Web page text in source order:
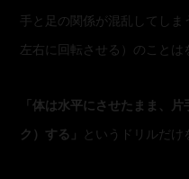
手と足の関係が混乱してし
左右に回転させる）のことは
「体は水平にさせたまま、
ク）する」 というドリルだけ